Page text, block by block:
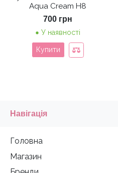
Aqua Cream H8
700 грн
У наявності
Купити
Навігація
Головна
Магазин